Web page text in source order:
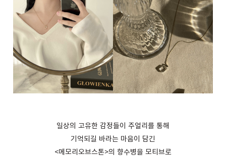
일상의 고유한 감정들이 주얼리를 통해
기억되길 바라는 마음이 담긴
<메모리오브스톤>의 향수병을 모티브로